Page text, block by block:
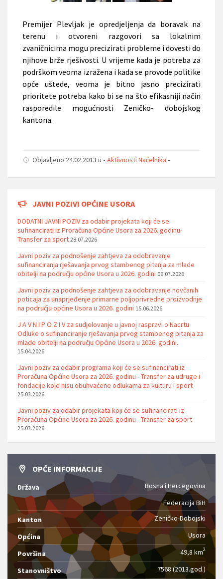
Premijer Plevljak je opredjeljenja da boravak na
terenu i otvoreni razgovori sa lokalnim
zvaničnicima mogu precizirati probleme i dovesti do
njihove brže rješivosti. U vrijeme kada je potreba za
podrškom veoma izražena i kada se provode politike
opće uštede, veoma je bitno jasno precizirati
prioritete potreba kako bi se na što efikasniji način
rasporedile mogućnosti Zeničko- dobojskog
kantona.
Objavljeno 24.02.2013 u • Aktivnosti Načelnika •
JAVNI POZIVI OPĆINE USORA
DODATNI JAVNI POZIV za odabir projekata koji će se
sufinancirati iz Proračuna Općine Usora za 2026. godinu-
Transfer za sport 28.07.2026
Javni poziv za podnošenje zahtjeva za odobravanje
sufinanciranja rješavanja prvog stambenog pitanja za mlade
obitelji na području općine Usora u 2026. godini 06.07.2026
Javni poziv za podnošenje zahtjeva za odobravanje novčanih
poticaja za unaprjeđenje primarne poljoprivredne proizvodnje
na području općine Usora u 2026. godini 15.06.2026
J A V N I P O Z I V za sudjelovanje u javnoj raspravi o Nacrtu
Odluke o sufinanciranje rješavanja prvog stambenog pitanja za
mlade obitelji na području Općine Usora u 2026. godini.
15.04.2026
Javni poziv za odabir programa koji će se sufinancirati iz
Proračuna Općine Usora za 2026. godinu - Transfer za udruge i
fondacije koje nisu obuhvaćene odlukama za kulturu i sport
25.03.2026
Javni poziv za odabir projekata koji će se sufinancirati iz
Proračuna Općine Usora za 2026. godinu - Transfer za sport
25.03.2026
OPĆE INFORMACIJE
Država
Bosna i Hercegovina
Federacija BiH
Kanton
Zeničko-Dobojski
Općina Usora
Površina 49,8 km2
Stanovništvo 7568 (2013.god.)